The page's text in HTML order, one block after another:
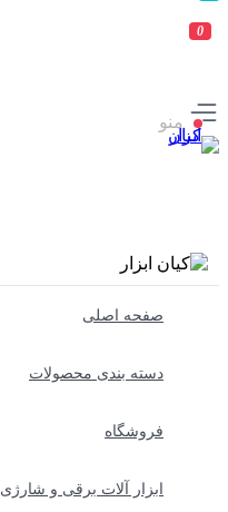
منو
0
صفحه اصلی
دسته بندی محصولات
فروشگاه
ابزار آلات برقی و شارژی